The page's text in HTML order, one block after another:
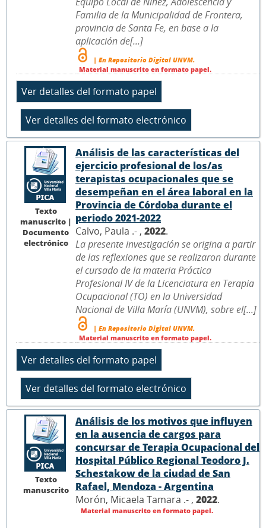
Familia de la Municipalidad de Frontera,
provincia de Santa Fe, en base a la
aplicación de[...]
| En Repositorio Digital UNVM.
Material manuscrito en formato papel.
Texto
manuscrito |
Documento
electrónico
Análisis de las características del
ejercicio profesional de los/as
terapistas ocupacionales que se
desempeñan en el área laboral en la
Provincia de Córdoba durante el
periodo 2021-2022
Calvo, Paula .- , 2022.
La presente investigación se origina a partir
de las reflexiones que se realizaron durante
el cursado de la materia Práctica
Profesional IV de la Licenciatura en Terapia
Ocupacional (TO) en la Universidad
Nacional de Villa María (UNVM), sobre el[...]
| En Repositorio Digital UNVM.
Material manuscrito en formato papel.
Texto
manuscrito
Análisis de los motivos que influyen
en la ausencia de cargos para
concursar de Terapia Ocupacional del
Hospital Público Regional Teodoro J.
Schestakow de la ciudad de San
Rafael, Mendoza - Argentina
Morón, Micaela Tamara .- , 2022.
Material manuscrito en formato papel.